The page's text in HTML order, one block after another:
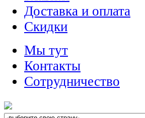
Доставка и оплата
Скидки
Мы тут
Контакты
Сотрудничество